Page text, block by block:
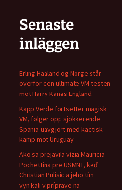
Senaste
inläggen
Erling Haaland og Norge står
overfor den ultimate VM-testen
mot Harry Kanes England.
Kapp Verde fortsetter magisk
VM, følger opp sjokkerende
Spania-uavgjort med kaotisk
kamp mot Uruguay
Ako sa prejavila vízia Mauricia
Pochettina pre USMNT, keď
Christian Pulisic a jeho tím
vynikali v príprave na